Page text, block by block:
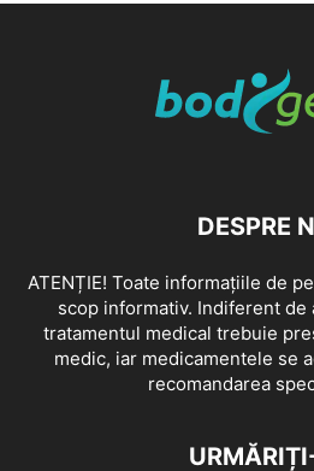
DESPRE
ATENȚIE! Toate informațiile de
scop informativ. Indiferent de
tratamentul medical trebuie
medic, iar medicamentele se
recomandarea